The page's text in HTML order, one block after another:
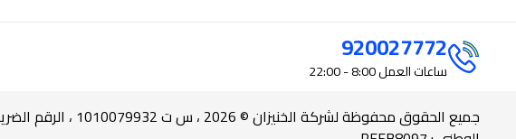
920027772
ساعات العمل